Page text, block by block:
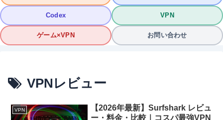
Codex VPN
ゲーム×VPN お問い合わせ
VPNレビュー
VPN
【2026年最新】Surfshark レビュ
ー・料金・比較｜コスパ最強VPN